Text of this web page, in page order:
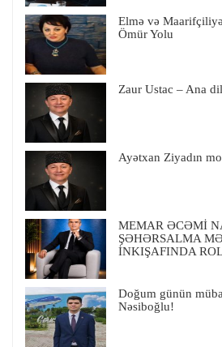
Elmə və
Ömür Yolu
Zaur Ustac – Ana
Ayətxan Ziyadın
MEMAR ƏCƏMİ
ŞƏHƏRSALMA
İNKIŞAFINDA
Doğum günün
Nəsiboğlu!